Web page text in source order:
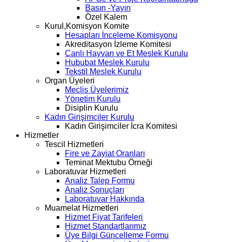
Basın -Yayın
Özel Kalem
Kurul,Komisyon Komite
Hesapları İnceleme Komisyonu
Akreditasyon İzleme Komitesi
Canlı Hayvan ve Et Meslek Kurulu
Hububat Meslek Kurulu
Tekstil Meslek Kurulu
Organ Üyeleri
Meclis Üyelerimiz
Yönetim Kurulu
Disiplin Kurulu
Kadın Girişimciler Kurulu
Kadın Girişimciler İcra Komitesi
Hizmetler
Tescil Hizmetleri
Fire ve Zayiat Oranları
Teminat Mektubu Örneği
Laboratuvar Hizmetleri
Analiz Talep Formu
Analiz Sonuçları
Laboratuvar Hakkında
Muamelat Hizmetleri
Hizmet Fiyat Tarifeleri
Hizmet Standartlarımız
Üye Bilgi Güncelleme Formu